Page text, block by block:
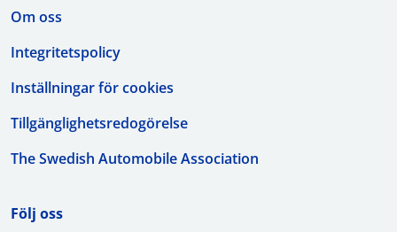
Om oss
Integritetspolicy
Inställningar för cookies
Tillgänglighetsredogörelse
The Swedish Automobile Association
Följ oss